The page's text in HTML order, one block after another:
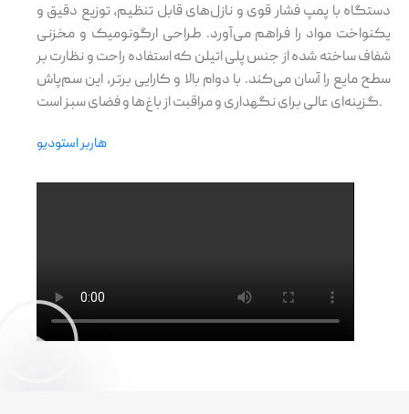
دستگاه با پمپ فشار قوی و نازل‌های قابل تنظیم، توزیع دقیق و
یکنواخت مواد را فراهم می‌آورد. طراحی ارگونومیک و مخزنی
شفاف ساخته شده از جنس پلی اتیلن که استفاده راحت و نظارت بر
سطح مایع را آسان می‌کند. با دوام بالا و کارایی برتر، این سم‌پاش
گزینه‌ای عالی برای نگهداری و مراقبت از باغ‌ها و فضای سبز است.
هاربر استودیو